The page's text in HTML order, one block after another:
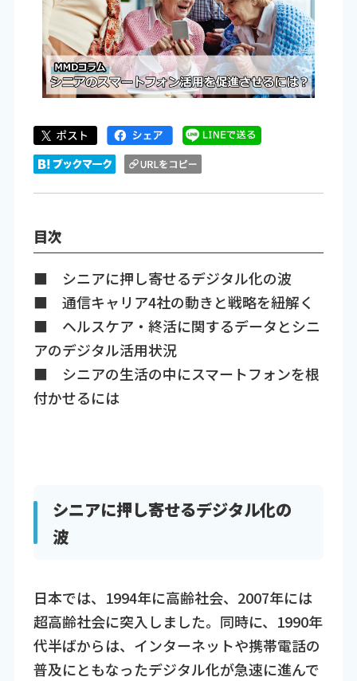
目次
■ シニアに押し寄せるデジタル化の波
■ 通信キャリア4社の動きと戦略を紐解く
■ ヘルスケア・終活に関するデータとシニ
アのデジタル活用状況
■ シニアの生活の中にスマートフォンを根
付かせるには
シニアに押し寄せるデジタル化の
波
日本では、1994年に高齢社会、2007年には
超高齢社会に突入しました。同時に、1990年
代半ばからは、インターネットや携帯電話の
普及にともなったデジタル化が急速に進んで